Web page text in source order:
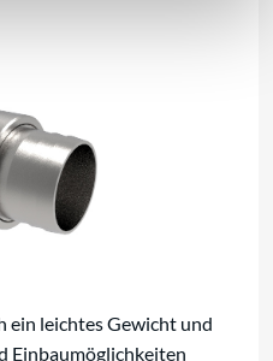
ein leichtes Gewicht und
Einbaumöglichkeiten